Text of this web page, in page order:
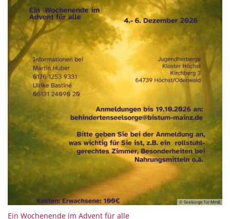
© Seelsorge für MmB
Ein Wochenende im Advent für alle: